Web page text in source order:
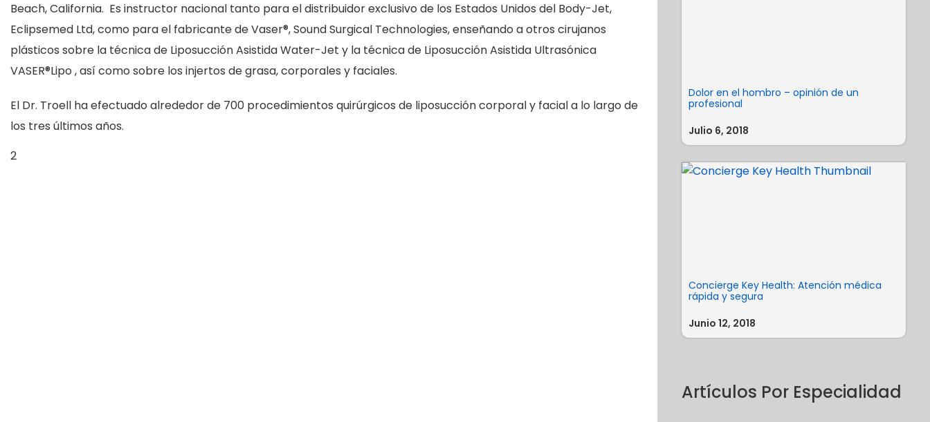
Beach, California. Es instructor nacional tanto para el distribuidor exclusivo de los Estados Unidos del Body-Jet,
Eclipsemed Ltd, como para el fabricante de Vaser®, Sound Surgical Technologies, enseñando a otros cirujanos
plásticos sobre la técnica de Liposucción Asistida Water-Jet y la técnica de Liposucción Asistida Ultrasónica
VASER®Lipo , así como sobre los injertos de grasa, corporales y faciales.
El Dr. Troell ha efectuado alrededor de 700 procedimientos quirúrgicos de liposucción corporal y facial a lo largo de
los tres últimos años.
2
Dolor en el hombro – opinión de un
profesional
Julio 6, 2018
Concierge Key Health: Atención médica
rápida y segura
Junio 12, 2018
Artículos Por Especialidad